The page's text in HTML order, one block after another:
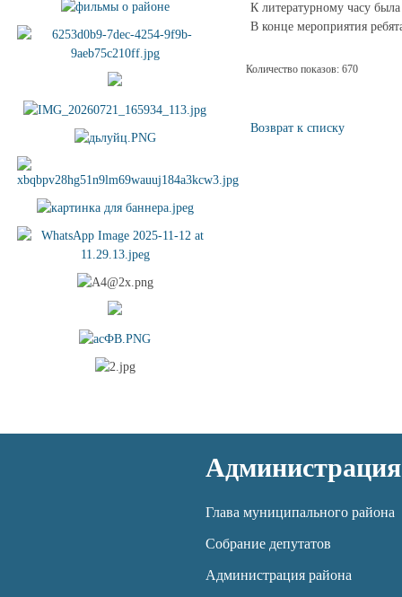
К литературному часу
В конце мероприятия
Количество показов: 670
Возврат к списку
Администрация
Глава муниципального района
Собрание депутатов
Администрация района